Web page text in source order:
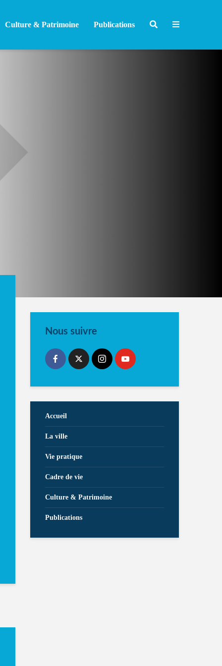
Culture & Patrimoine Publications
Nous suivre
Accueil
La ville
Vie pratique
Cadre de vie
Culture & Patrimoine
Publications